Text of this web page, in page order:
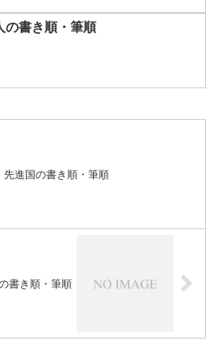
の書き順・筆順
先進国の書き順・筆順
書き順・筆順